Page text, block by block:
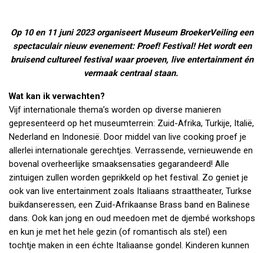
Op 10 en 11 juni 2023 organiseert Museum BroekerVeiling een
spectaculair nieuw evenement: Proef! Festival! Het wordt een
bruisend cultureel festival waar proeven, live entertainment én
vermaak centraal staan.
Wat kan ik verwachten?
Vijf internationale thema’s worden op diverse manieren
gepresenteerd op het museumterrein: Zuid-Afrika, Turkije, Italië,
Nederland en Indonesië. Door middel van live cooking proef je
allerlei internationale gerechtjes. Verrassende, vernieuwende en
bovenal overheerlijke smaaksensaties gegarandeerd! Alle
zintuigen zullen worden geprikkeld op het festival. Zo geniet je
ook van live entertainment zoals Italiaans straattheater, Turkse
buikdanseressen, een Zuid-Afrikaanse Brass band en Balinese
dans. Ook kan jong en oud meedoen met de djembé workshops
en kun je met het hele gezin (of romantisch als stel) een
tochtje maken in een échte Italiaanse gondel. Kinderen kunnen